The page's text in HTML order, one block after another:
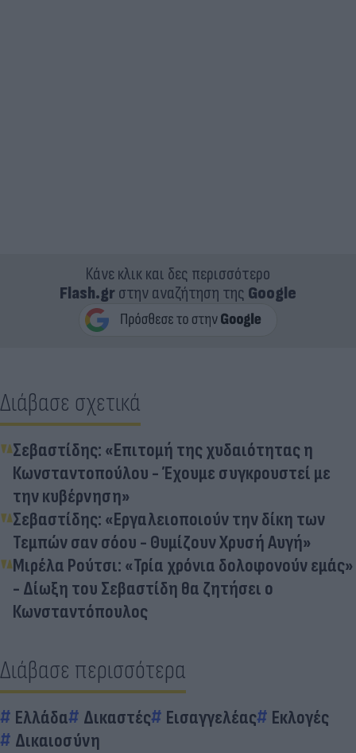
Κάνε κλικ και δες περισσότερο
Flash.grστην αναζήτηση της Google
Διάβασε σχετικά
Σεβαστίδης: «Επιτομή της χυδαιότητας η
Κωνσταντοπούλου - Έχουμε συγκρουστεί με
την κυβέρνηση»
Σεβαστίδης: «Εργαλειοποιούν την δίκη των
Τεμπών σαν σόου - Θυμίζουν Χρυσή Αυγή»
Μιρέλα Ρούτσι: «Τρία χρόνια δολοφονούν εμάς»
- Δίωξη του Σεβαστίδη θα ζητήσει ο
Κωνσταντόπουλος
Διάβασε περισσότερα
Ελλάδα Δικαστές Εισαγγελέας
Εκλογές
Δικαιοσύνη